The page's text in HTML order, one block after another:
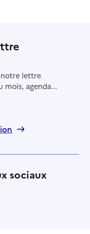
notre lettre
agenda...
sociaux